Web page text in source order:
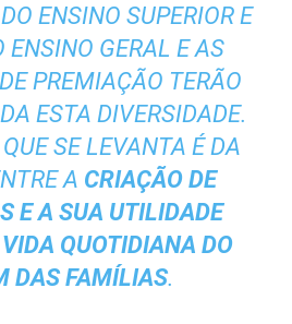
ENSINO SUPERIOR E
ENSINO GERAL E AS
PREMIAÇÃO TERÃO
ESTA DIVERSIDADE.
SE LEVANTA É DA
A CRIAÇÃO DE
E A SUA UTILIDADE
QUOTIDIANA DO
DAS FAMÍLIAS.